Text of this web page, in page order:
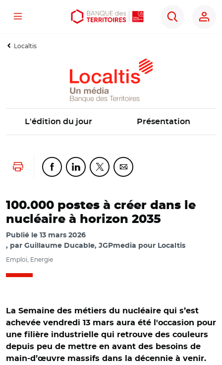
Aller
contenu
Aller
menu
Ouvrir
outils
Menu
Rechercher
Localtis
L'édition du jour Présentation
Lancer l'impressionPartager cette page sur Facebook
Partager cette page sur Linkedin
Partager cette page sur Twitter
Partager cette page sur
100.000 postes à créer dans le
nucléaire à horizon 2035
Publié le 13 mars 2026
par Guillaume Ducable, JGPmedia pour Localtis
Emploi, Energie
La Semaine des métiers du nucléaire qui s’est
achevée vendredi 13 mars aura été l'occasion pour
une filière industrielle qui retrouve des couleurs
depuis peu de mettre en avant des besoins de
main-d’œuvre massifs dans la décennie à venir.